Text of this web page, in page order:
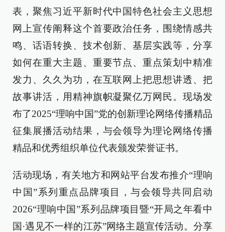
表，聚焦习近平新时代中国特色社会主义思想
网上宣传阐释这个首要政治任务，围绕情感共
鸣、话语转换、技术创新、基层实践等，分享
如何在重大主题、重要节点、重点策划中精准
发力、久久为功，在互联网上把思想讲透、把
故事讲活，用精神旗帜凝聚亿万网民。现场发
布了2025“理响中国”党的创新理论网络传播精品
征集展播活动结果，与会领导为理论网络传播
精品和优秀组织单位代表颁发荣誉证书。
活动现场，有关地方和网站平台发布推介“理响
中国”系列重点品牌项目，与会领导共同启动
2026“理响中国”系列品牌项目暨“开局之年看中
国·遇见不一样的江苏”网络主题宣传活动。分享